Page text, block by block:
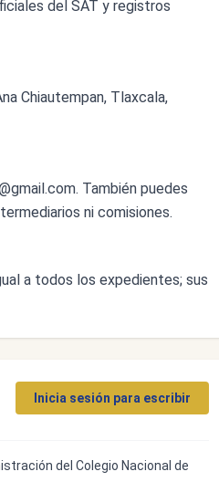
del SAT y registros
Chiautempan, Tlaxcala,
. También puedes
ni comisiones.
a todos los expedientes; sus
Inicia sesión para escribir
del Colegio Nacional de